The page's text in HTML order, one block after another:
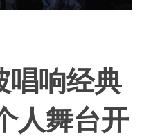
唱响经典
人舞台开